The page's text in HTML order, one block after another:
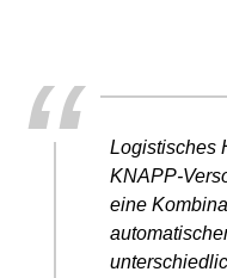
“
Logistisches
KNAPP-
eine